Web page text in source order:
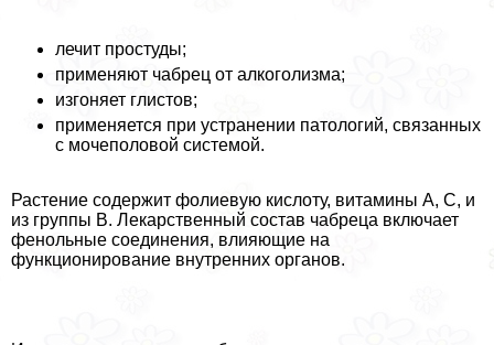
лечит простуды;
применяют чабрец от алкоголизма;
изгоняет глистов;
применяется при устранении патологий, связанных
с мочепoлoвoй системой.
Растение содержит фолиевую кислоту, витамины А, С, и
из группы В. Лекарственный состав чабреца включает
фенольные соединения, влияющие на
функционирование внутренних органов.